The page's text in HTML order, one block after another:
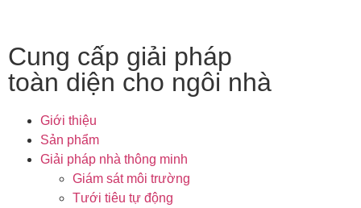
Cung cấp giải pháp
toàn diện cho ngôi nhà
Giới thiệu
Sản phẩm
Giải pháp nhà thông minh
Giám sát môi trường
Tưới tiêu tự động